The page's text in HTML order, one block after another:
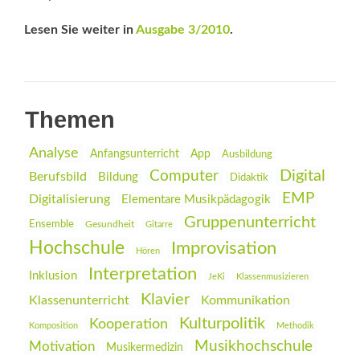
Lesen Sie weiter inAusgabe 3/2010.
Themen
Analyse Anfangsunterricht App Ausbildung
Berufsbild Bildung Computer Didaktik Digital
Digitalisierung Elementare Musikpädagogik EMP
Ensemble Gesundheit Gitarre Gruppenunterricht
Hochschule Hören Improvisation
Inklusion Interpretation JeKi Klassenmusizieren
Klassenunterricht Klavier Kommunikation
Komposition Kooperation Kulturpolitik Methodik
Motivation Musikermedizin Musikhochschule